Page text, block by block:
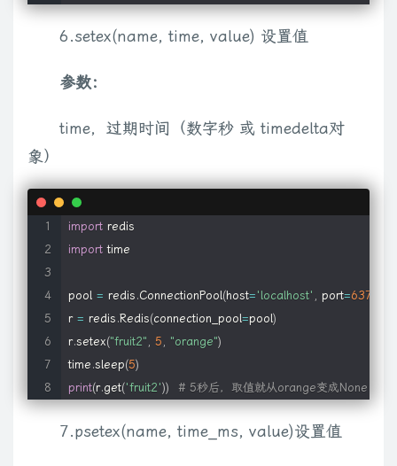
6.setex(name, time, value) 设置值
参数：
time，过期时间（数字秒 或 timedelta对
象）
import
import time
pool = redis .ConnectionPool(host= 'localhost' , port=6379
r = redis .Redis(connection_pool=pool)
r.setex("fruit2" , 5 , "orange")
time .sleep(5)
print(r.get('fruit2')) # 5秒后，取值就从orange变成None
7.psetex(name, time_ms, value)设置值